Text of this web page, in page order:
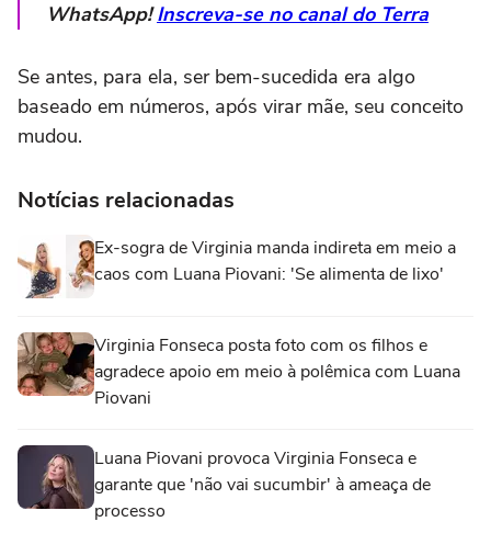
WhatsApp!Inscreva-se no canal do Terra
Se antes, para ela, ser bem-sucedida era algo
baseado em números, após virar mãe, seu conceito
mudou.
Notícias relacionadas
Ex-sogra de Virginia manda indireta em meio a
caos com Luana Piovani: 'Se alimenta de lixo'
Virginia Fonseca posta foto com os filhos e
agradece apoio em meio à polêmica com Luana
Piovani
Luana Piovani provoca Virginia Fonseca e
garante que 'não vai sucumbir' à ameaça de
processo